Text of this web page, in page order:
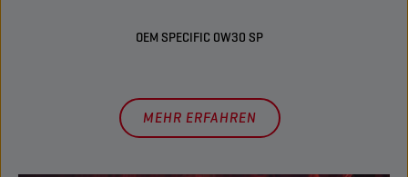
OEM SPECIFIC 0W30 SP
MEHR ERFAHREN